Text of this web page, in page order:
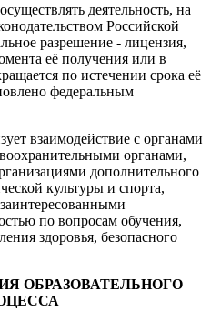
деятельность, на
Российской
разрешение - лицензия,
её получения или в
по истечении срока её
федеральным
взаимодействие с органами
органами,
дополнительного
культуры и спорта,
по вопросам обучения,
здоровья, безопасного
ОБРАЗОВАТЕЛЬНОГО